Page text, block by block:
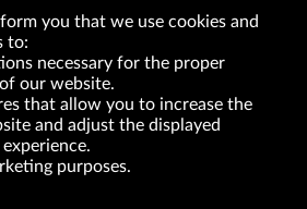
Pilotów Street | 31-462 Kraków
Number: 675-000-03-61
for Kraków-Śródmieście in Kraków
the National Court Register number 0000047082
you that we use cookies and
to:
necessary for the proper
our website.
that allow you to increase the
and adjust the displayed
purposes.